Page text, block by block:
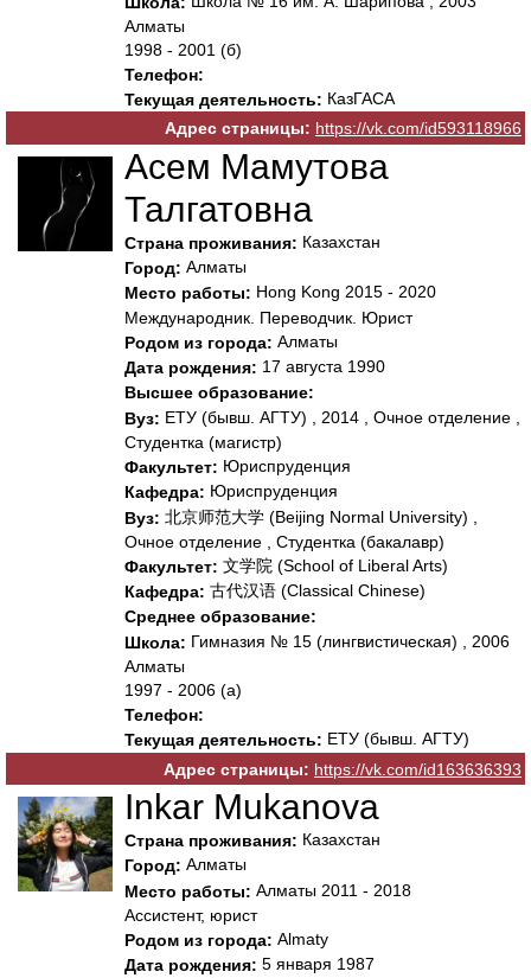
Алматы
1998 - 2001 (б)
Телефон:
Текущая деятельность: КазГАСА
Адрес страницы: https://vk.com/id593118966
Асем Мамутова
Талгатовна
Страна проживания: Казахстан
Город: Алматы
Место работы: Hong Kong 2015 - 2020
Международник. Переводчик. Юрист
Родом из города: Алматы
Дата рождения: 17 августа 1990
Высшее образование:
Вуз: ЕТУ (бывш. АГТУ) , 2014 , Очное отделение ,
Студентка (магистр)
Факультет: Юриспруденция
Кафедра: Юриспруденция
Вуз: 北京师范大学 (Beijing Normal University) ,
Очное отделение , Студентка (бакалавр)
Факультет: 文学院 (School of Liberal Arts)
Кафедра: 古代汉语 (Classical Chinese)
Среднее образование:
Школа: Гимназия № 15 (лингвистическая) , 2006
Алматы
1997 - 2006 (а)
Телефон:
Текущая деятельность: ЕТУ (бывш. АГТУ)
Адрес страницы: https://vk.com/id163636393
Inkar Mukanova
Страна проживания: Казахстан
Город: Алматы
Место работы: Алматы 2011 - 2018
Ассистент, юрист
Родом из города: Almaty
Дата рождения: 5 января 1987